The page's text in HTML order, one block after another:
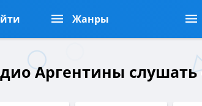
Жанры
Аргентины слушать